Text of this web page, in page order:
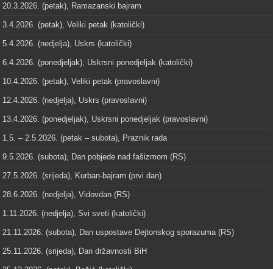
20.3.2026. (petak), Ramazanski bajram
3.4.2026. (petak), Veliki petak (katolički)
5.4.2026. (nedjelja), Uskrs (katolički)
6.4.2026. (ponedjeljak), Uskrsni ponedjeljak (katolički)
10.4.2026. (petak), Veliki petak (pravoslavni)
12.4.2026. (nedjelja), Uskrs (pravoslavni)
13.4.2026. (ponedjeljak), Uskrsni ponedjeljak (pravoslavni)
1.5. – 2.5.2026. (petak – subota), Praznik rada
9.5.2026. (subota), Dan pobjede nad fašizmom (RS)
27.5.2026. (srijeda), Kurban-bajram (prvi dan)
28.6.2026. (nedjelja), Vidovdan (RS)
1.11.2026. (nedjelja), Svi sveti (katolički)
21.11.2026. (subota), Dan uspostave Dejtonskog sporazuma (RS)
25.11.2026. (srijeda), Dan državnosti BiH